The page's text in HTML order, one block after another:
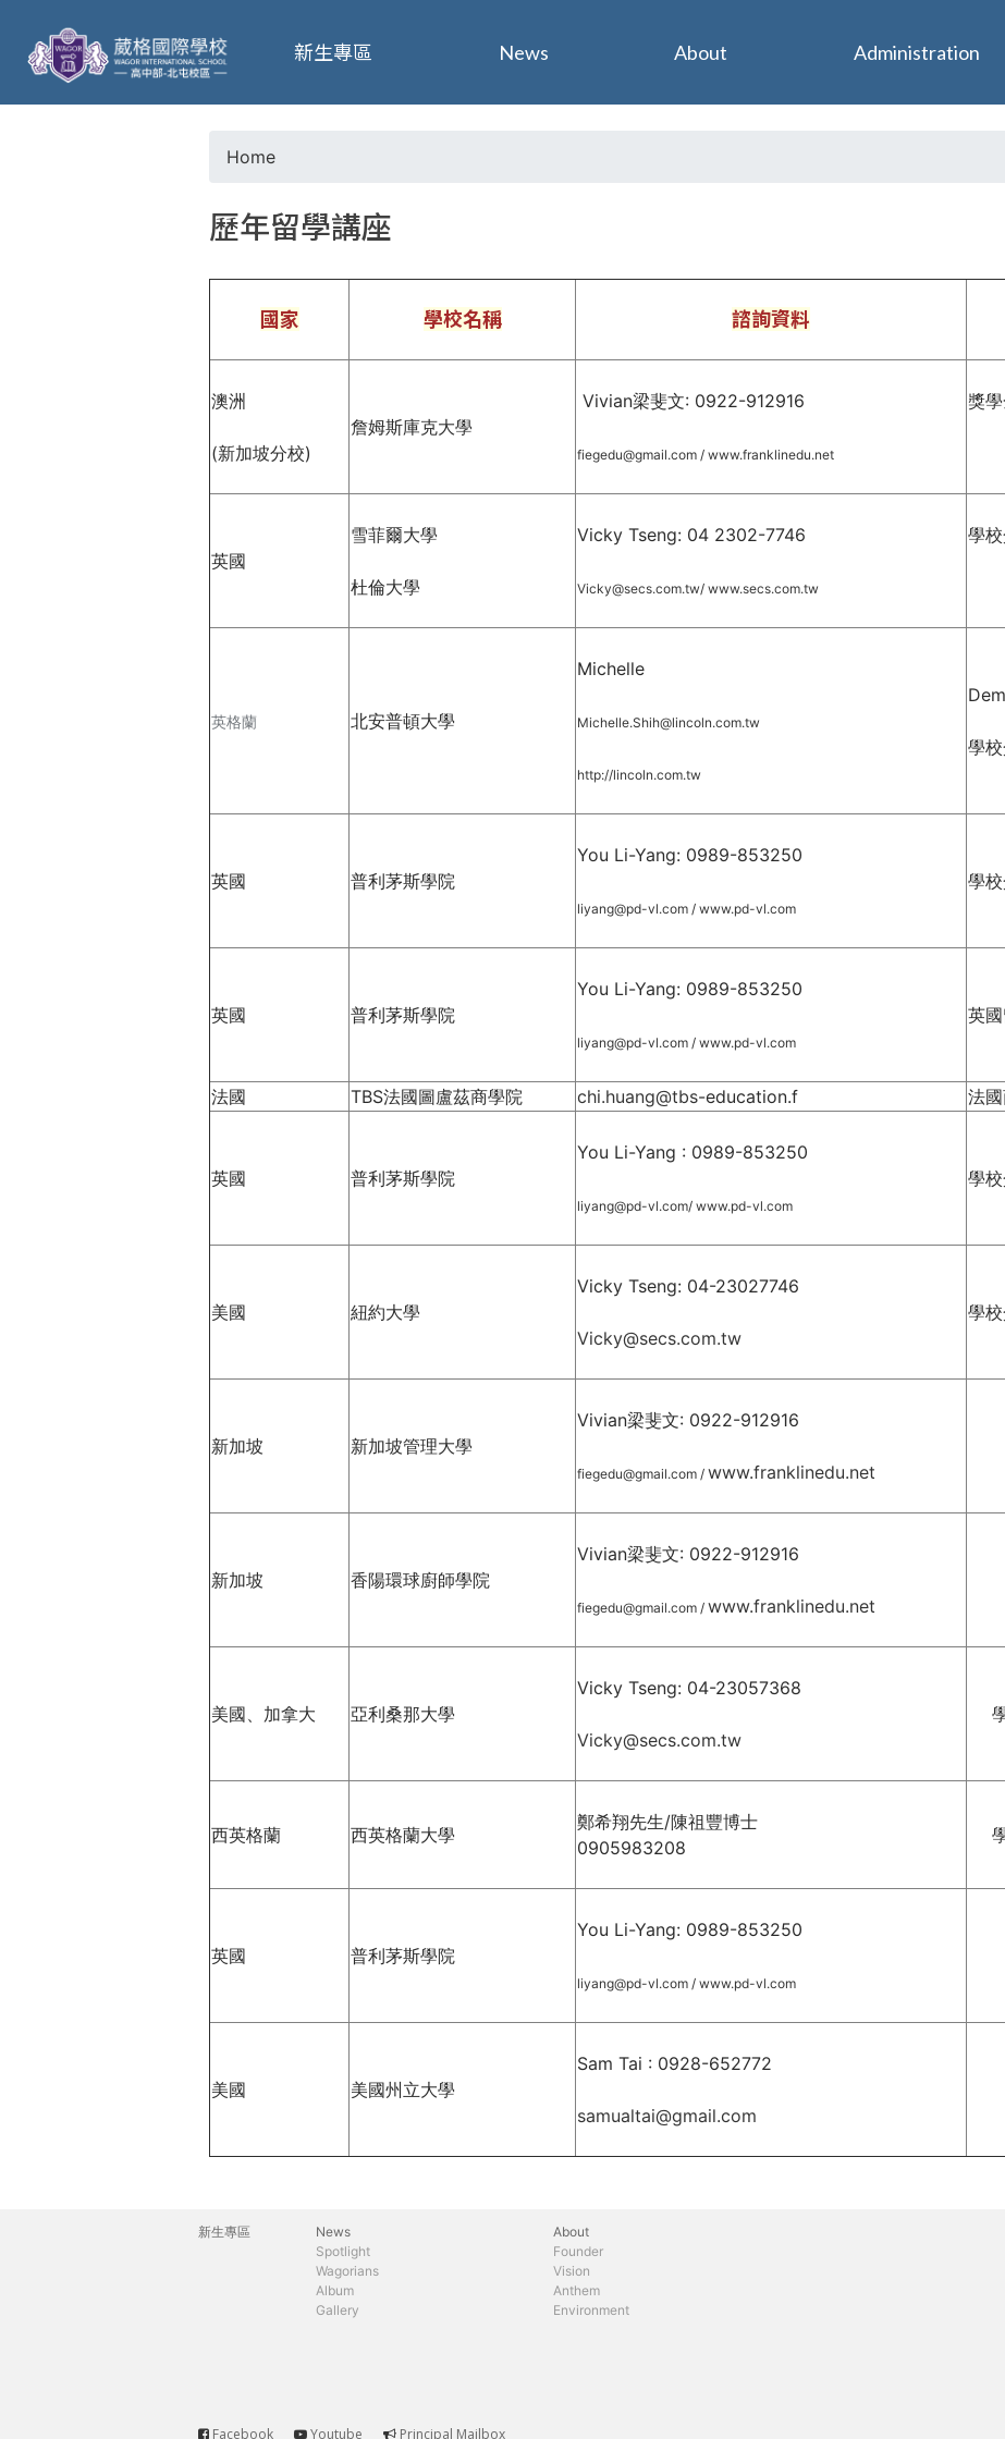
葳
格
o
a
r
e
e
Home
歷年留學講座
國家 學校名稱 諮詢資料
澳洲
(新加坡分校)
詹姆斯庫克大學
Vivian梁斐文: 0922-912916
fiegedu@gmail.com / www.franklinedu.net
獎
英國
雪菲爾大學
杜倫大學
Vicky Tseng: 04 2302-7746
Vicky@secs.com.tw/ www.secs.com.tw
學
英格蘭 北安普頓大學
Michelle
Michelle.Shih@lincoln.com.tw
http://lincoln.com.tw
學
英國 普利茅斯學院
You Li-Yang: 0989-853250
liyang@pd-vl.com / www.pd-vl.com
學
英國 普利茅斯學院
You Li-Yang: 0989-853250
liyang@pd-vl.com / www.pd-vl.com
英
法國 TBS法國圖盧茲商學院 chi.huang@tbs-education.f 法
英國 普利茅斯學院
You Li-Yang : 0989-853250
liyang@pd-vl.com/ www.pd-vl.com
學
美國 紐約大學
Vicky Tseng: 04-23027746
Vicky@secs.com.tw
學
新加坡 新加坡管理大學
Vivian梁斐文: 0922-912916
fiegedu@gmail.com / www.franklinedu.net
新加坡 香陽環球廚師學院
Vivian梁斐文: 0922-912916
fiegedu@gmail.com / www.franklinedu.net
美國、加拿大 亞利桑那大學
Vicky Tseng: 04-23057368
Vicky@secs.com.tw
西英格蘭 西英格蘭大學
鄭希翔先生/陳祖豐博士
0905983208
英國 普利茅斯學院
You Li-Yang: 0989-853250
liyang@pd-vl.com / www.pd-vl.com
美國 美國州立大學
Sam Tai : 0928-652772
samualtai@gmail.com
新生專區 News About Administration
主
新生專區
News
Spotlight
Wagorians
Album
Gallery
About
Founder
Vision
Anthem
Environment
Facebook Youtube Principal Mailbox